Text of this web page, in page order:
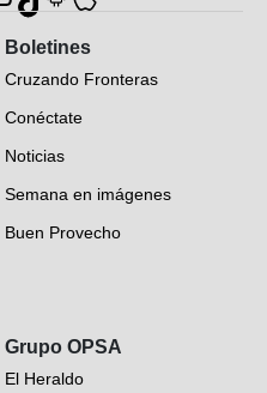
Boletines
Cruzando Fronteras
Conéctate
Noticias
Semana en imágenes
Buen Provecho
Grupo OPSA
El Heraldo